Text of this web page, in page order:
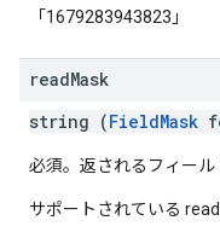
「1679283943823」
readMask
string (FieldMask
必須。返されるフィール
サポートされている